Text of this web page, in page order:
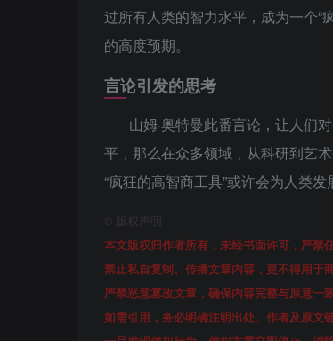
过所有人类的智力水平，成为一个“
的高度预期。
言论引发的思考
山姆·奥特曼此番言论，让人们对
平，那么在众多领域，从科研到艺
“疯狂的高智商工具”或许会为人类
版权声明
本文版权归作者所有，未经书面许可，严禁
禁止私自复制、传播文章内容，更不得用于
严禁恶意篡改文章，确保内容完整与原意一
如需引用，务必明确注明出处、作者及原文